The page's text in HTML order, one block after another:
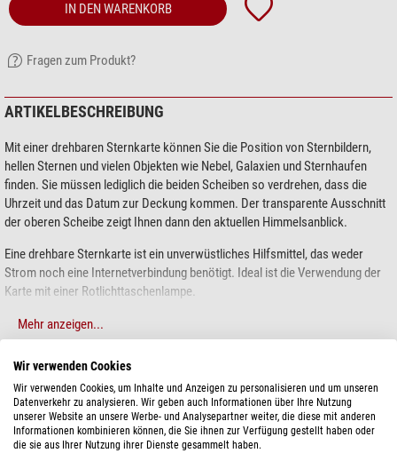
IN DEN WARENKORB
Fragen zum Produkt?
ARTIKELBESCHREIBUNG
Mit einer drehbaren Sternkarte können Sie die Position von Sternbildern,
hellen Sternen und vielen Objekten wie Nebel, Galaxien und Sternhaufen
finden. Sie müssen lediglich die beiden Scheiben so verdrehen, dass die
Uhrzeit und das Datum zur Deckung kommen. Der transparente Ausschnitt
der oberen Scheibe zeigt Ihnen dann den aktuellen Himmelsanblick.
Eine drehbare Sternkarte ist ein unverwüstliches Hilfsmittel, das weder
Strom noch eine Internetverbindung benötigt. Ideal ist die Verwendung der
Karte mit einer Rotlichttaschenlampe.
Drehbare Sternkarten sind für einen bestimmten Breitengrad gerechnet. Es
gibt sie in verschiedenen Durchmessern und Sprachen.
Mehr anzeigen...
TECHNISCHE DATEN
Allgemein
Sprache
Englisch
Wir verwenden Cookies
Wir verwenden Cookies, um Inhalte und Anzeigen zu personalisieren und um unseren
Datenverkehr zu analysieren. Wir geben auch Informationen über Ihre Nutzung
unserer Website an unsere Werbe- und Analysepartner weiter, die diese mit anderen
Informationen kombinieren können, die Sie ihnen zur Verfügung gestellt haben oder
die sie aus Ihrer Nutzung ihrer Dienste gesammelt haben.